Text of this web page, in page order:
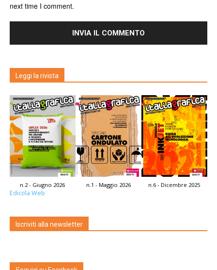
next time I comment.
Leggi la rivista
n.2 - Giugno 2026 n.1 - Maggio 2026 n.6 - Dicembre 2025
Edicola Web
Iscriviti alla newsletter